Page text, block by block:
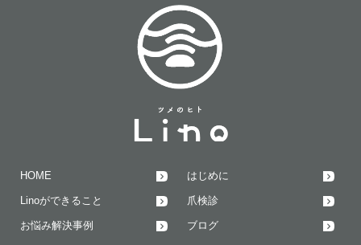
HOME はじめに
Linoができること 爪検診
お悩み解決事例 ブログ